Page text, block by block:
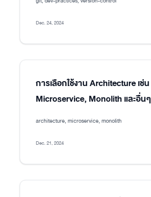
Dec. 24, 2024
การเลือกใช้งาน Architecture เช่น
Microservice, Monolith และอื่นๆ
architecture, microservice, monolith
Dec. 21, 2024